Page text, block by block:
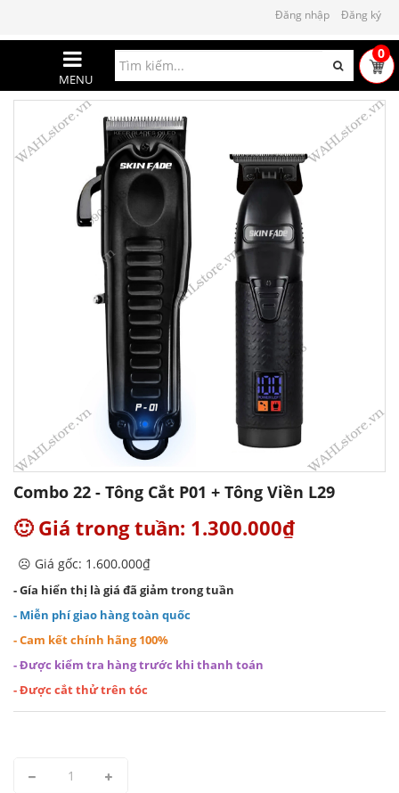
Đăng nhập Đăng ký
MENU
0
Combo 22 - Tông Cắt P01 + Tông Viền L29
🙂 Giá trong tuần: 1.300.000₫
☹️ Giá gốc: 1.600.000₫
- Gía hiển thị là giá đã giảm trong tuần
- Miễn phí giao hàng toàn quốc
- Cam kết chính hãng 100%
- Được kiểm tra hàng trước khi thanh toán
- Được cắt thử trên tóc